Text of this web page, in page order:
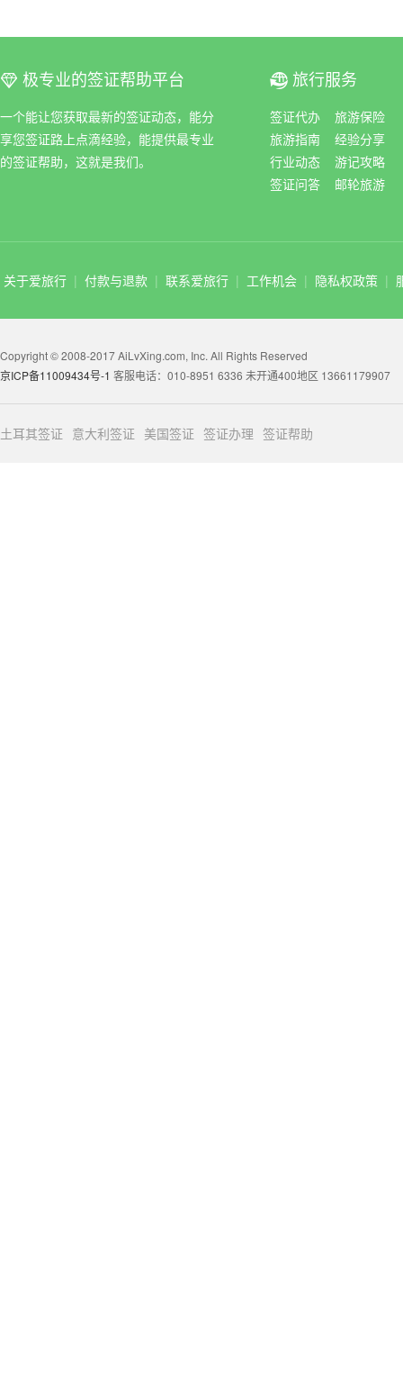
ꀆ 极专业的签证帮助平台
一个能让您获取最新的签证动态，能分
享您签证路上点滴经验，能提供最专业
的签证帮助，这就是我们。
ꀇ 旅行服务
签证代办
旅游保险
旅游指南
经验分享
行业动态
游记攻略
签证问答
邮轮旅游
关于爱旅行 | 付款与退款 | 联系爱旅行 | 工作机会 | 隐私权政策 |
Copyright © 2008-2017 AiLvXing.com, Inc. All Rights Reserved
京ICP备11009434号-1 客服电话：010-8951 6336 未开通400地区 13661179907
土耳其签证 意大利签证 美国签证 签证办理 签证帮助